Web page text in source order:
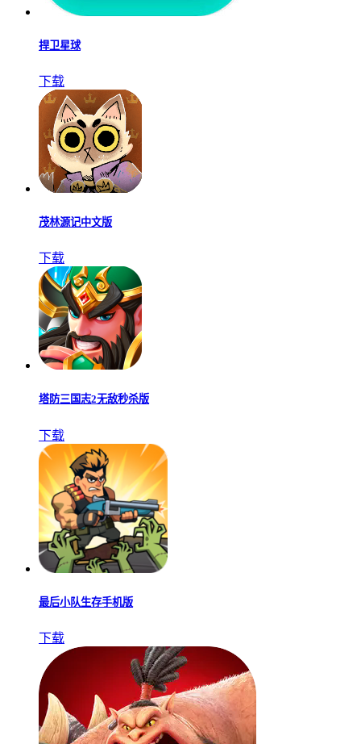
捍卫星球
下载
茂林源记中文版
下载
塔防三国志2无敌秒杀版
下载
最后小队生存手机版
下载